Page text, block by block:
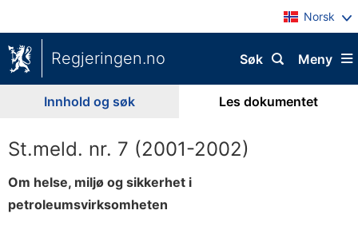
Norsk
Regjeringen.no Meny
Søk
Innhold og søk Les dokumentet
St.meld. nr. 7 (2001-2002)
Om helse, miljø og sikkerhet i
petroleumsvirksomheten